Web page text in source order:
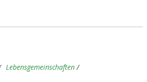
Lebensgemeinschaften